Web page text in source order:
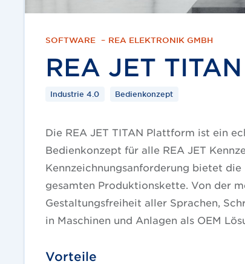
SOFTWARE – REA ELEKTRONIK GMBH
REA JET
Industrie 4.0 Bedienkonzept
Die REA JET TITAN Plattform ist ein
Bedienkonzept für alle REA JET
Kennzeichnungsanforderung bietet
gesamten Produktionskette. Von der
Gestaltungsfreiheit aller Sprachen,
in Maschinen und Anlagen als OEM
Vorteile